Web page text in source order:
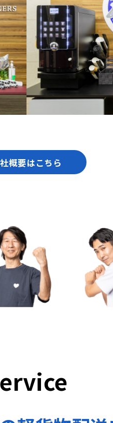
概要はこちら